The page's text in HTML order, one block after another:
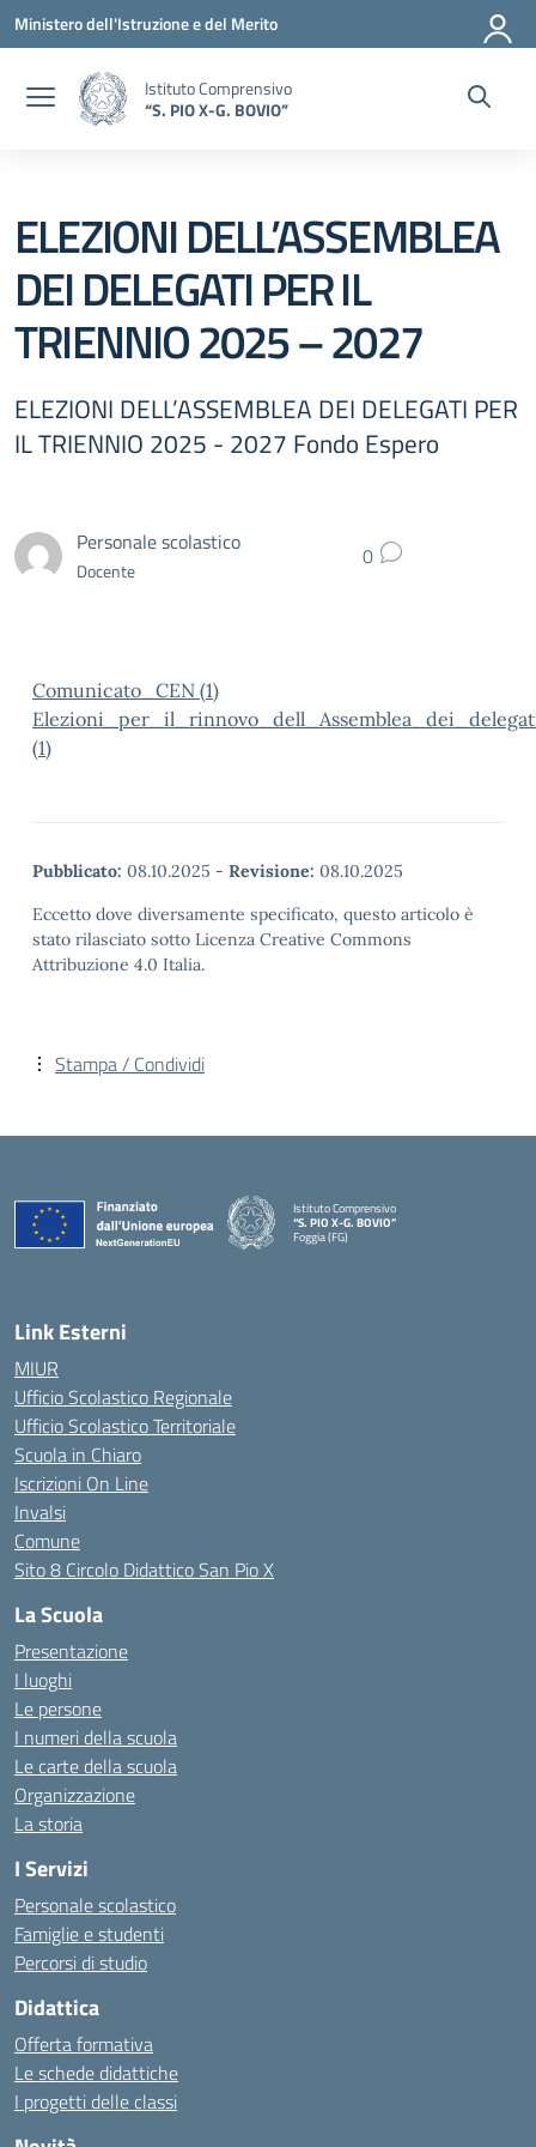
Vai ai contenuti
Vai al menu di navigazione
Vai al footer
Ministero dell'Istruzione e del Merito
Istituto Comprensivo
“S. PIO X-G. BOVIO”
ELEZIONI DELL’ASSEMBLEA
DEI DELEGATI PER IL
TRIENNIO 2025 – 2027
ELEZIONI DELL’ASSEMBLEA DEI DELEGATI PER
IL TRIENNIO 2025 - 2027 Fondo Espero
Personale scolastico
Docente 0
Comunicato_CEN (1)
(1)
Pubblicato: 08.10.2025 - Revisione: 08.10.2025
Eccetto dove diversamente specificato, questo articolo è
stato rilasciato sotto Licenza Creative Commons
Attribuzione 4.0 Italia.
Stampa / Condividi
Istituto Comprensivo
“S. PIO X-G. BOVIO”
Foggia (FG)
— Visita la pagina iniziale della scuola
Link Esterni
MIUR
Ufficio Scolastico Regionale
Ufficio Scolastico Territoriale
Scuola in Chiaro
Iscrizioni On Line
Invalsi
Comune
Sito 8 Circolo Didattico San Pio X
La Scuola
Presentazione
I luoghi
Le persone
I numeri della scuola
Le carte della scuola
Organizzazione
La storia
I Servizi
Personale scolastico
Famiglie e studenti
Percorsi di studio
Didattica
Offerta formativa
Le schede didattiche
I progetti delle classi